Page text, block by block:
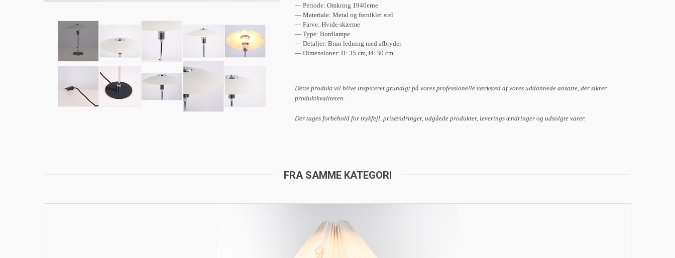
— Periode: Omkring 1940erne
— Materiale: Metal og forniklet stel
— Farve: Hvide skærme
— Type: Bordlampe
— Detaljer: Brun ledning med afbryder
— Dimensioner: H: 35 cm, Ø: 30 cm
Dette produkt vil blive inspiceret grundigt på vores professionelle værksted af vores uddannede ansatte, der sikrer
produktkvaliteten.
Der tages forbehold for trykfejl, prisændringer, udgåede produkter, leverings ændringer og udsolgte varer.
FRA SAMME KATEGORI